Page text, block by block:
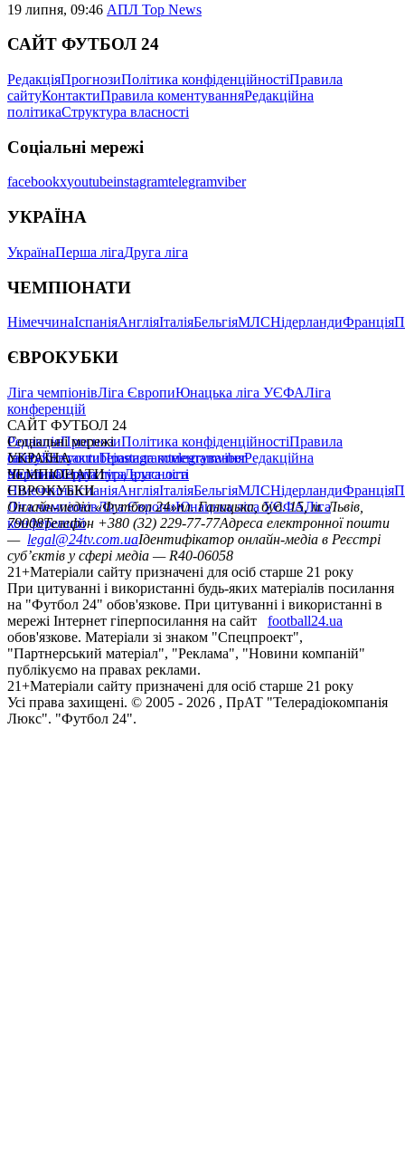
19 липня, 09:46 АПЛ Top News
САЙТ ФУТБОЛ 24
РедакціяПрогнозиПолітика конфіденційностіПравила
сайтуКонтактиПравила коментуванняРедакційна
політикаСтруктура власності
Соціальні мережі
facebookxyoutubeinstagramtelegramviber
УКРАЇНА
УкраїнаПерша лігаДруга ліга
ЧЕМПІОНАТИ
НімеччинаІспаніяАнгліяІталіяБельгіяМЛСНідерландиФранція
ЄВРОКУБКИ
Ліга чемпіонівЛіга ЄвропиЮнацька ліга УЄФАЛіга
конференцій
САЙТ ФУТБОЛ 24
РедакціяПрогнозиПолітика конфіденційностіПравила
сайтуКонтактиПравила коментуванняРедакційна
політикаСтруктура власності
Соціальні мережі
facebookxyoutubeinstagramtelegramviber
УКРАЇНА
УкраїнаПерша лігаДруга ліга
ЧЕМПІОНАТИ
НімеччинаІспаніяАнгліяІталіяБельгіяМЛСНідерландиФранція
ЄВРОКУБКИ
Ліга чемпіонівЛіга ЄвропиЮнацька ліга УЄФАЛіга
конференцій
Онлайн-медіа «Футбол 24»пл. Галицька, буд. 15, м. Львів,
79008Телефон +380 (32) 229-77-77Адреса електронної пошти
— legal@24tv.com.uaІдентифікатор онлайн-медіа в Реєстрі
суб’єктів у сфері медіа — R40-06058
21+Матеріали сайту призначені для осіб старше 21 року
При цитуванні і використанні будь-яких матеріалів посилання
на "Футбол 24" обов'язкове. При цитуванні і використанні в
мережі Інтернет гіперпосилання на сайт
football24.ua
обов'язкове. Матеріали зі знаком "Спецпроект",
"Партнерський матеріал", "Реклама", "Новини компаній"
публікуємо на правах реклами.
21+Матеріали сайту призначені для осіб старше 21 року
Усi права захищенi. © 2005 - 2026 , ПрАТ "Телерадіокомпанія
Люкс". "Футбол 24".